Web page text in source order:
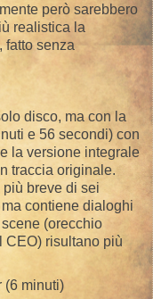
però sarebbero
realistica la
fatto senza
disco, ma con la
e 56 secondi) con
la versione integrale
traccia originale.
breve di sei
contiene dialoghi
(orecchio
CEO) risultano più
(6 minuti)